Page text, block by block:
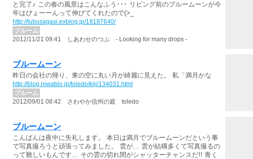
と完了♪ この春の風景はこんなふう･･･ リビング前のブルームーンが今
年はびょーーんって伸びてくれたので(>_
http://tubusagasi.exblog.jp/18187640/
ブルーム
2012/11/21 09:41 しあわせのつぶ - Looking for many drops -
ブルームーン
昨日の会社の帰り、東の空に丸い月が綺麗に見えた。 私「満月かな
http://blog.niwablo.jp/toledo/kiji/134031.html
ブルーム
2012/09/01 08:42 さわやか信州の庭 toledo
ブルームーン
こんばんは夜中に失礼します。 本日は満月でブルームーンだという事
で写真撮ろうと頑張ってみました。 雲が… 雲が結構多くて写真撮るの
って難しいもんです… その雲の切れ間がシャッターチャンスだ!! 青く